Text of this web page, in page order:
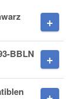
BBLN